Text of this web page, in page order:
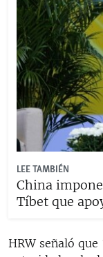
LEE TAMBIÉN
China
Tíbet que
HRW señaló